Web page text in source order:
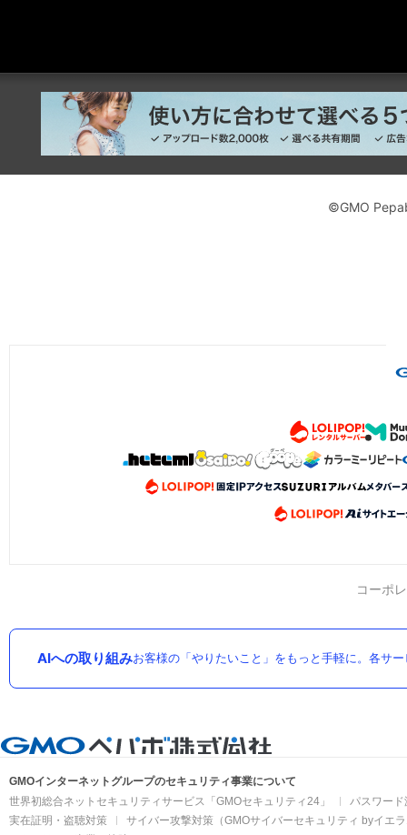
©GMO
コーポ
AIへの取り組みお客様の「やりたいこと」をもっと手軽に。各サ
GMOインターネットグループのセキュリティ事業について
世界初総合ネットセキュリティサービス「GMOセキュリティ24」
パスワー
実在証明・盗聴対策
サイバー攻撃対策（GMOサイバーセキュリティ byイエ